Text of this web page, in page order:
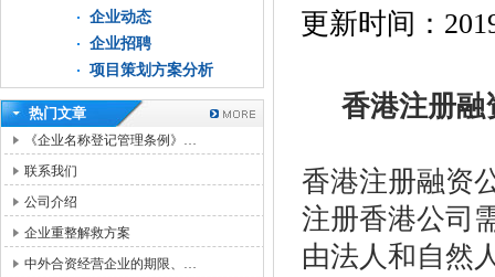
企业动态
企业招聘
项目策划方案分析
热门文章
《企业名称登记管理条例》…
联系我们
公司介绍
企业重整解救方案
中外合资经营企业的期限、…
更新时间：
香港注册融
香港注册融资
注册香港公司
由法人和自然